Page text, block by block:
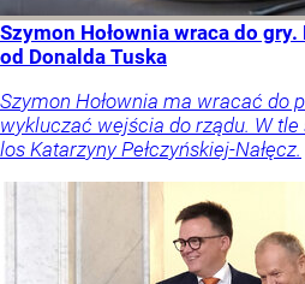
Szymon Hołownia wraca do
od Donalda Tuska
Szymon Hołownia ma wracać do
wykluczać wejścia do rządu. W tle
los Katarzyny Pełczyńskiej-Nałęcz.